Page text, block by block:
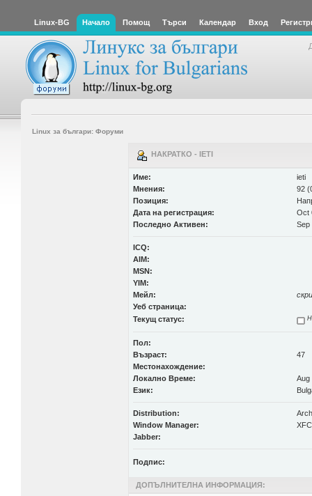
Linux-BG Начало Помощ Търси Календар Вход
Linux за българи: Форуми
НАКРАТКО - IETI
Име:
ieti
Мнения:
92
Позиция:
Дата на регистрация:
Oct
Последно Активен:
Sep
ICQ:
AIM:
MSN:
YIM:
Мейл:
Уеб страница:
Текущ статус:
Пол:
Възраст:
47
Местонахождение:
Локално Време:
Aug
Език:
Distribution:
Window Manager:
Jabber:
Подпис:
ДОПЪЛНИТЕЛНА ИНФОРМАЦИЯ: